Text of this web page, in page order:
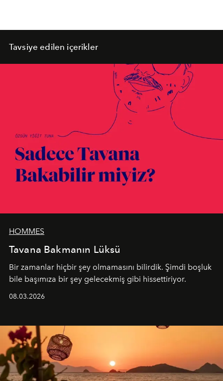
Tavsiye edilen içerikler
HOMMES
Tavana Bakmanın Lüksü
Bir zamanlar hiçbir şey olmamasını bilirdik. Şimdi boşluk
bile başımıza bir şey gelecekmiş gibi hissettiriyor.
08.03.2026